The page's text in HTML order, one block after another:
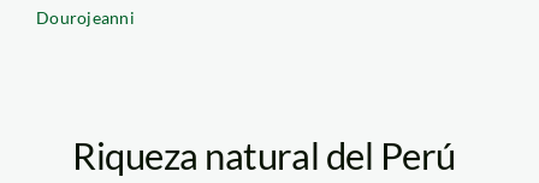
Dourojeanni
Riqueza natural del Perú